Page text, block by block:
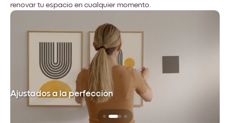
renovar tu espacio en cualquier momento.
Ajustados a la perfección